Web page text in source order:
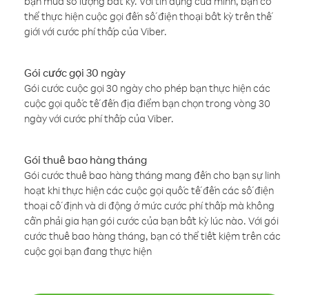
thể thực hiện cuộc gọi đến số điện thoại bất kỳ trên thế
giới với cước phí thấp của Viber.
Gói cước gọi 30 ngày
Gói cước cuộc gọi 30 ngày cho phép bạn thực hiện các
cuộc gọi quốc tế đến địa điểm bạn chọn trong vòng 30
ngày với cước phí thấp của Viber.
Gói thuê bao hàng tháng
Gói cước thuê bao hàng tháng mang đến cho bạn sự linh
hoạt khi thực hiện các cuộc gọi quốc tế đến các số điện
thoại cố định và di động ở mức cước phí thấp mà không
cần phải gia hạn gói cước của bạn bất kỳ lúc nào. Với gói
cước thuê bao hàng tháng, bạn có thể tiết kiệm trên các
cuộc gọi bạn đang thực hiện